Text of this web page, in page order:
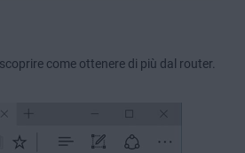
come ottenere di più dal router.